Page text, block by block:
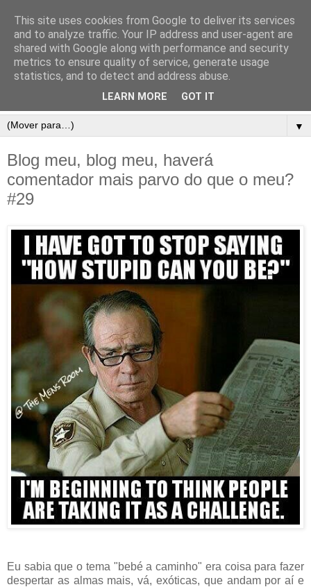
▼
Blog meu, blog meu, haverá
comentador mais parvo do que o meu?
#29
Eu sabia que o tema "bebé a caminho" era coisa para fazer
despertar as almas mais, vá, exóticas, que andam por aí e
This site uses cookies from Google to deliver its services
and to analyze traffic. Your IP address and user-agent are
shared with Google along with performance and security
metrics to ensure quality of service, generate usage
statistics, and to detect and address abuse.
LEARN MORE GOT IT